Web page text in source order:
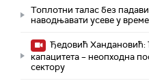
Топлотни талас без
наводњавати усеве у
Ђедовић Хандановић:
капацитета – неопходна
сектору